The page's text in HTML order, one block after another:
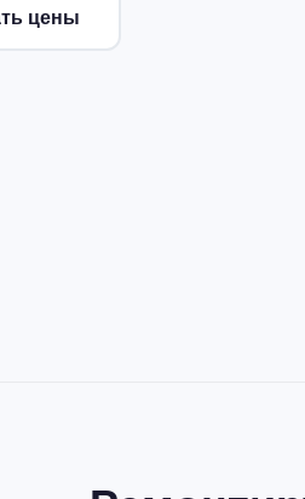
цены